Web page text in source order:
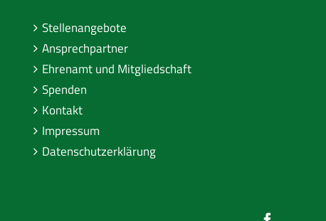
Stellenangebote
Ansprechpartner
Ehrenamt und Mitgliedschaft
Spenden
Kontakt
Impressum
Datenschutzerklärung